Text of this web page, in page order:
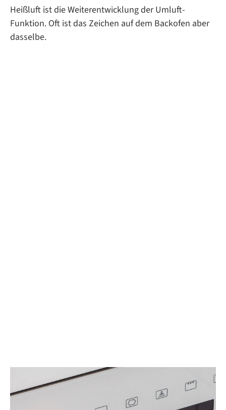
Heißluft ist die Weiterentwicklung der Umluft-
Funktion. Oft ist das Zeichen auf dem Backofen aber
dasselbe.